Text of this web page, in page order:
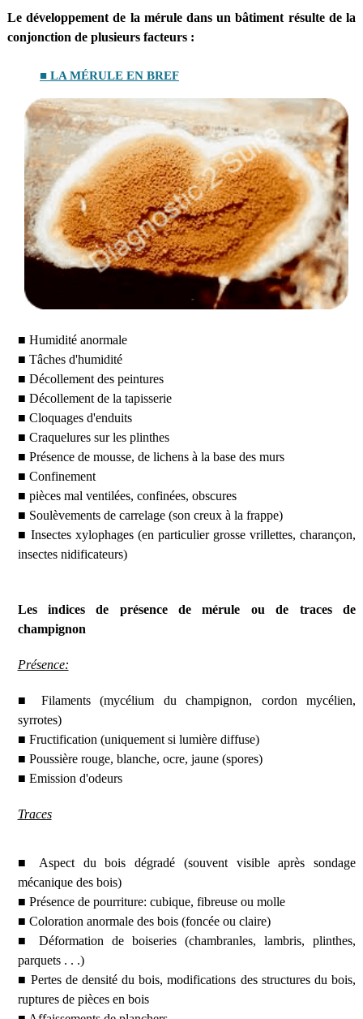
Le développement de la mérule dans un bâtiment résulte de la
conjonction de plusieurs facteurs :
■ LA MÉRULE EN BREF
■ Humidité anormale
■ Tâches d'humidité
■ Décollement des peintures
■ Décollement de la tapisserie
■ Cloquages d'enduits
■ Craquelures sur les plinthes
■ Présence de mousse, de lichens à la base des murs
■ Confinement
■ pièces mal ventilées, confinées, obscures
■ Soulèvements de carrelage (son creux à la frappe)
■ Insectes xylophages (en particulier grosse vrillettes, charançon,
insectes nidificateurs)
Les indices de présence de mérule ou de traces de
champignon
Présence:
■ Filaments (mycélium du champignon, cordon mycélien,
syrrotes)
■ Fructification (uniquement si lumière diffuse)
■ Poussière rouge, blanche, ocre, jaune (spores)
■ Emission d'odeurs
Traces
■ Aspect du bois dégradé (souvent visible après sondage
mécanique des bois)
■ Présence de pourriture: cubique, fibreuse ou molle
■ Coloration anormale des bois (foncée ou claire)
■ Déformation de boiseries (chambranles, lambris, plinthes,
parquets . . .)
■ Pertes de densité du bois, modifications des structures du bois,
ruptures de pièces en bois